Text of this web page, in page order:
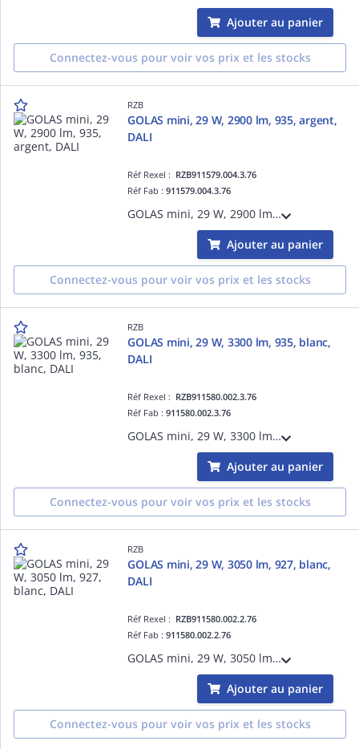
Ajouter au panier
Connectez-vous pour voir vos prix et les stocks
RZB
GOLAS mini, 29 W, 2900 lm, 935, argent,
DALI
Réf Rexel : RZB911579.004.3.76
Réf Fab :911579.004.3.76
GOLAS mini, 29 W, 2900 lm, 935, argent, DALI, Projecteurs à encastrer, D 143 H 3 HEL 115, 44°
Ajouter au panier
Connectez-vous pour voir vos prix et les stocks
RZB
GOLAS mini, 29 W, 3300 lm, 935, blanc,
DALI
Réf Rexel : RZB911580.002.3.76
Réf Fab :911580.002.3.76
GOLAS mini, 29 W, 3300 lm, 935, blanc, DALI, Projecteurs à encastrer, D 143 H 3 HEL 115, 72°
Ajouter au panier
Connectez-vous pour voir vos prix et les stocks
RZB
GOLAS mini, 29 W, 3050 lm, 927, blanc,
DALI
Réf Rexel : RZB911580.002.2.76
Réf Fab :911580.002.2.76
GOLAS mini, 29 W, 3050 lm, 927, blanc, DALI, Projecteurs à encastrer, D 143 H 3 HEL 115, 72°
Ajouter au panier
Connectez-vous pour voir vos prix et les stocks